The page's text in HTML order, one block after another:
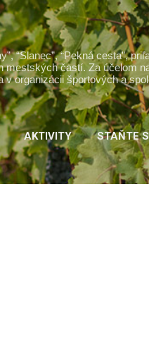
“Slanec”, “Pekná cesta”,
častí. Za účelom
v organizácii športových a
AKTIVITY STAŇTE
KONTAKT